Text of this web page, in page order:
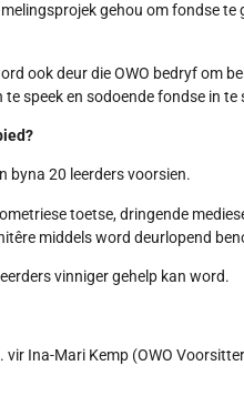
gehou om fondse te
ook deur die OWO bedryf om
speek en sodoende fondse in te
byna 20 leerders voorsien.
toetse, dringende
middels word deurlopend
vinniger gehelp kan word.
Ina-Mari Kemp (OWO